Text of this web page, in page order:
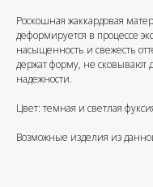
Роскошная жаккардовая
деформируется в процессе
насыщенность и свежесть
держат форму, не сковывают
надежности.
Цвет: темная и светлая
Возможные изделия из